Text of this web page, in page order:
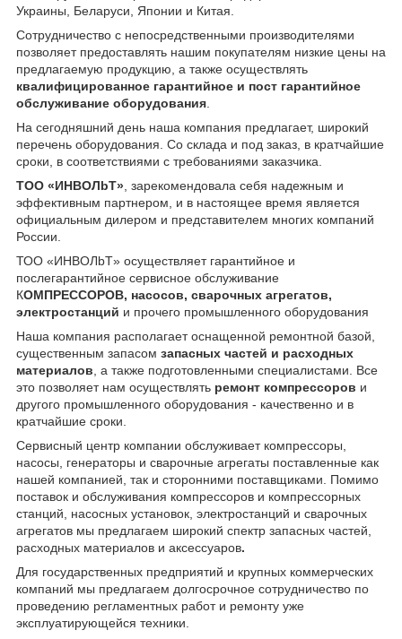
Украины, Беларуси, Японии и Китая.
Сотрудничество с непосредственными производителями
позволяет предоставлять нашим покупателям низкие цены на
предлагаемую продукцию, а также осуществлять
квалифицированное гарантийное и пост гарантийное
обслуживание оборудования.
На сегодняшний день наша компания предлагает, широкий
перечень оборудования. Со склада и под заказ, в кратчайшие
сроки, в соответствиями с требованиями заказчика.
ТОО «ИНBOЛbT», зарекомендовала себя надежным и
эффективным партнером, и в настоящее время является
официальным дилером и представителем многих компаний
России.
ТОО «ИНBOЛbT» осуществляет гарантийное и
послегарантийное сервисное обслуживание
КОМПРЕССОРОВ, насосов, сварочных агрегатов,
электростанций и прочего промышленного оборудования
Наша компания располагает оснащенной ремонтной базой,
существенным запасом запасных частей и расходных
материалов, а также подготовленными специалистами. Все
это позволяет нам осуществлять ремонт компрессоров и
другого промышленного оборудования - качественно и в
кратчайшие сроки.
Сервисный центр компании обслуживает компрессоры,
насосы, генераторы и сварочные агрегаты поставленные как
нашей компанией, так и сторонними поставщиками. Помимо
поставок и обслуживания компрессоров и компрессорных
станций, насосных установок, электростанций и сварочных
агрегатов мы предлагаем широкий спектр запасных частей,
расходных материалов и аксессуаров.
Для государственных предприятий и крупных коммерческих
компаний мы предлагаем долгосрочное сотрудничество по
проведению регламентных работ и ремонту уже
эксплуатирующейся техники.